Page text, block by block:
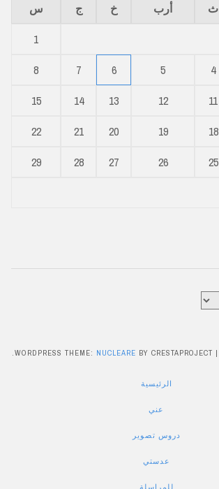
ث أرب خ ج
س
1
4
5
6
7
8
11
12
13
14
15
18
19
20
21
22
25
26
27
28
29
|
WORDPRESS THEME: NUCLEARE BY CRESTAPROJECT.
الرئيسية
عني
دروس تصوير
عدستي
للمراسلة